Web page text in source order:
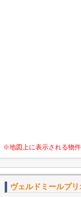
※地図上に表示される物
ヴェルドミールプリ